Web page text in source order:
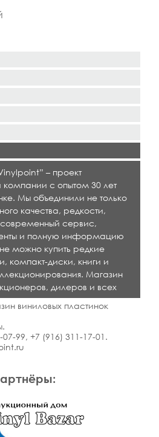
– проект
с опытом 30 лет
Мы объединили не только
качества, редкости,
сервис,
и полную информацию
можно купить редкие
компакт-диски, книги и
Магазин
дилеров и всех
музыку.
виниловых пластинок
07-99, +7 (916) 311-17-01 .